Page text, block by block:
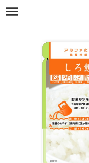
全商品